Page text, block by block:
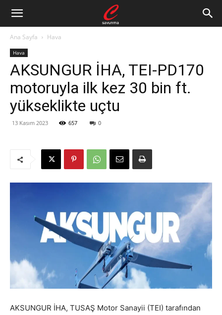
Ana Sayfa Hava
Hava
AKSUNGUR İHA, TEI-PD170
motoruyla ilk kez 30 bin ft.
yükseklikte uçtu
13 Kasım 2023 657 0
AKSUNGUR İHA, TUSAŞ Motor Sanayii (TEI) tarafından